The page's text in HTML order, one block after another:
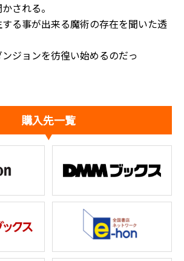
される。
る事が出来る魔術の存在を聞いた透
ジョンを彷徨い始めるのだっ
購入先一覧